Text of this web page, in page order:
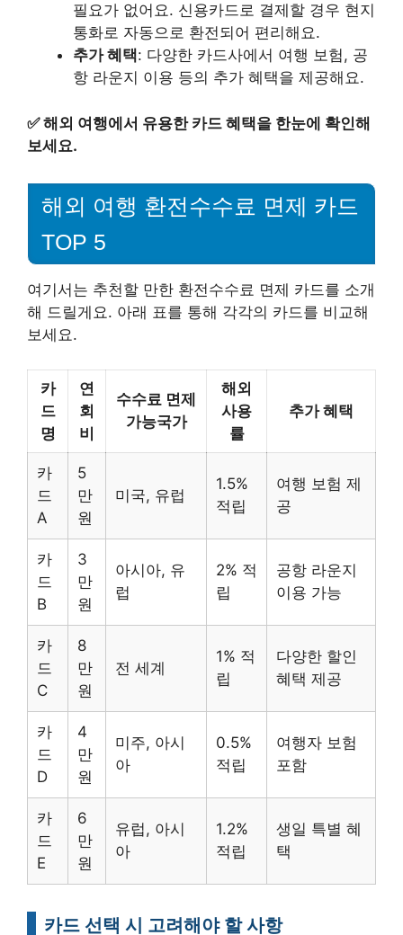
필요가 없어요. 신용카드로 결제할 경우 현지
통화로 자동으로 환전되어 편리해요.
추가 혜택: 다양한 카드사에서 여행 보험, 공
항 라운지 이용 등의 추가 혜택을 제공해요.
✅해외 여행에서 유용한 카드 혜택을 한눈에 확인해
보세요.
해외 여행 환전수수료 면제 카드
TOP 5
여기서는 추천할 만한 환전수수료 면제 카드를 소개
해 드릴게요. 아래 표를 통해 각각의 카드를 비교해
보세요.
카
드
명
연
회
비
수수료 면제
가능국가
해외
사용
률
추가 혜택
카
드
A
5
만
원
미국, 유럽
1.5%
적립
여행 보험 제
공
카
드
B
3
만
원
아시아, 유
럽
2% 적
립
공항 라운지
이용 가능
카
드
C
8
만
원
전 세계
1% 적
립
다양한 할인
혜택 제공
카
드
D
4
만
원
미주, 아시
아
0.5%
적립
여행자 보험
포함
카
드
E
6
만
원
유럽, 아시
아
1.2%
적립
생일 특별 혜
택
카드 선택 시 고려해야 할 사항